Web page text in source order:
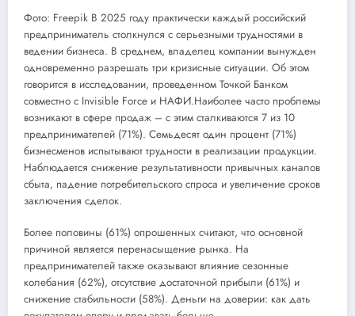
Фото: Freepik В 2025 году практически каждый российский
предприниматель столкнулся с серьезными трудностями в
ведении бизнеса. В среднем, владелец компании вынужден
одновременно разрешать три кризисные ситуации. Об этом
говорится в исследовании, проведенном Точкой Банком
совместно с Invisible Force и НАФИ.Наиболее часто проблемы
возникают в сфере продаж – с этим сталкиваются 7 из 10
предпринимателей (71%). Семьдесят один процент (71%)
бизнесменов испытывают трудности в реализации продукции.
Наблюдается снижение результативности привычных каналов
сбыта, падение потребительского спроса и увеличение сроков
заключения сделок.
Более половины (61%) опрошенных считают, что основной
причиной является перенасыщение рынка. На
предпринимателей также оказывают влияние сезонные
колебания (62%), отсутствие достаточной прибыли (61%) и
снижение стабильности (58%). Деньги на доверии: как дать